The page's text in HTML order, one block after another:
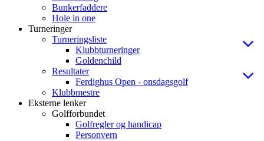
Bunkerfaddere
Hole in one
Turneringer
Turneringsliste
Klubbturneringer
Goldenchild
Resultater
Ferdighus Open - onsdagsgolf
Klubbmestre
Eksterne lenker
Golfforbundet
Golfregler og handicap
Personvern